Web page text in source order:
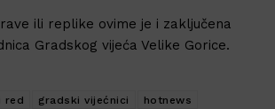
ili replike ovime je i zaključena
Gradskog vijeća Velike Gorice.
red gradski vijećnici hotnews